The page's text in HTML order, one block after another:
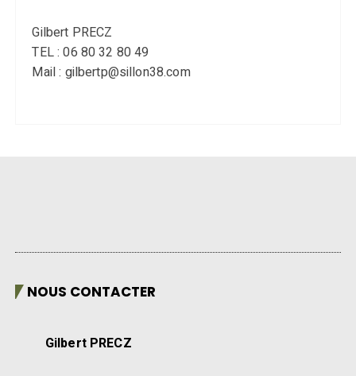
Gilbert PRECZ
TEL : 06 80 32 80 49
Mail : gilbertp@sillon38.com
NOUS CONTACTER
Gilbert PRECZ